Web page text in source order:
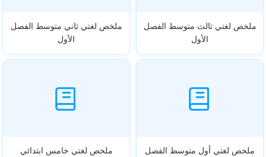
ملخص لغتي ثالث متوسط الفصل
الأول
ملخص لغتي ثاني متوسط الفصل
الأول
ملخص لغتي أول متوسط الفصل
ملخص لغتي خامس ابتدائي